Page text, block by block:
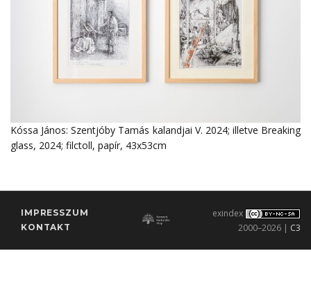
Kóssa János: Szentjóby Tamás kalandjai V. 2024; illetve Breaking
glass, 2024; filctoll, papír, 43x53cm
IMPRESSZUM
KONTAKT
exindex
2000–2026 | C3